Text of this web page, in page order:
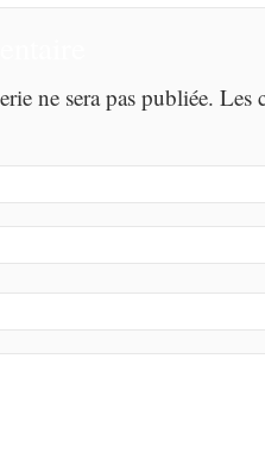
ne sera pas publiée.